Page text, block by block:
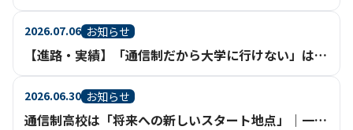
2026.07.06 お知らせ
【進路・実績】「通信制だから大学に行けない」は、もう過去のイメージ。【鹿児島】
2026.06.30 お知らせ
通信制高校は「将来への新しいスタート地点」｜一人ひとりの進路実現を支える充実のサポート体制【鹿児島】